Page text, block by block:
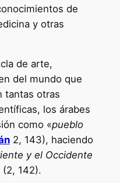
de
y otras
de arte,
del mundo que
tantas otras
los árabes
como «pueblo
2, 143), haciendo
y el Occidente
(2, 142).